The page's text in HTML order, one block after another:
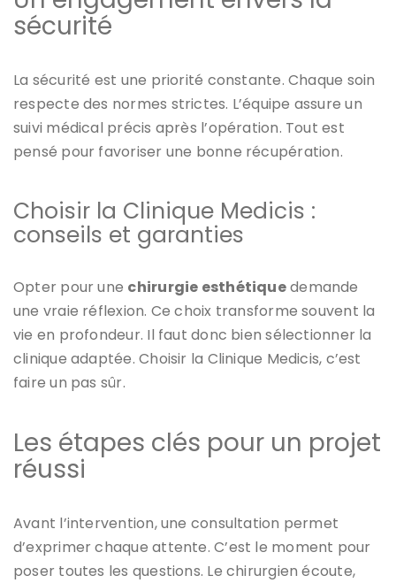
sécurité
La sécurité est une priorité constante. Chaque soin
respecte des normes strictes. L’équipe assure un
suivi médical précis après l’opération. Tout est
pensé pour favoriser une bonne récupération.
Choisir la Clinique Medicis :
conseils et garanties
Opter pour une chirurgie esthétiquedemande
une vraie réflexion. Ce choix transforme souvent la
vie en profondeur. Il faut donc bien sélectionner la
clinique adaptée. Choisir la Clinique Medicis, c’est
faire un pas sûr.
Les étapes clés pour un projet
réussi
Avant l’intervention, une consultation permet
d’exprimer chaque attente. C’est le moment pour
poser toutes les questions. Le chirurgien écoute,